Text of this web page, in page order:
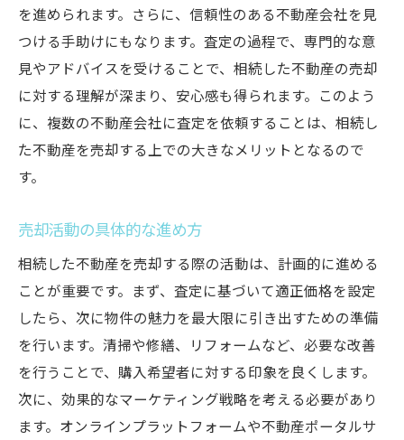
を進められます。さらに、信頼性のある不動産会社を見
つける手助けにもなります。査定の過程で、専門的な意
見やアドバイスを受けることで、相続した不動産の売却
に対する理解が深まり、安心感も得られます。このよう
に、複数の不動産会社に査定を依頼することは、相続し
た不動産を売却する上での大きなメリットとなるので
す。
売却活動の具体的な進め方
相続した不動産を売却する際の活動は、計画的に進める
ことが重要です。まず、査定に基づいて適正価格を設定
したら、次に物件の魅力を最大限に引き出すための準備
を行います。清掃や修繕、リフォームなど、必要な改善
を行うことで、購入希望者に対する印象を良くします。
次に、効果的なマーケティング戦略を考える必要があり
ます。オンラインプラットフォームや不動産ポータルサ